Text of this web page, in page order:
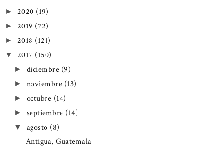
► 2020 (19)
► 2019 (72)
► 2018 (121)
▼ 2017 (150)
► diciembre (9)
► noviembre (13)
► octubre (14)
► septiembre (14)
▼ agosto (8)
Antigua, Guatemala